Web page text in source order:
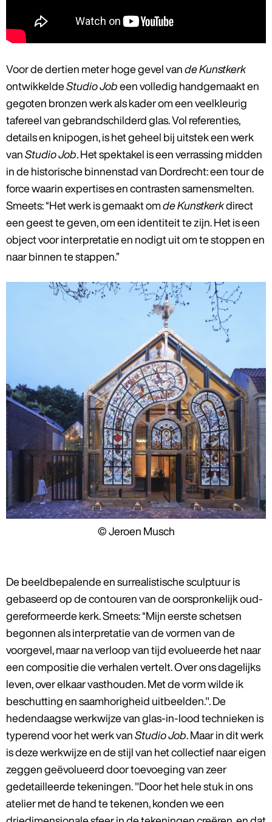
Voor de dertien meter hoge gevel van de Kunstkerk
ontwikkeldeStudio Job een volledig handgemaakt en
gegoten bronzen werk als kader om een veelkleurig
tafereel van gebrandschilderd glas. Vol referenties,
details en knipogen, is het geheel bij uitstek een werk
van Studio Job . Het spektakel is een verrassing midden
in de historische binnenstad van Dordrecht: een tour de
force waarin expertises en contrasten samensmelten.
Smeets: “Het werk is gemaakt om de Kunstkerkdirect
een geest te geven, om een identiteit te zijn. Het is een
object voor interpretatie en nodigt uit om te stoppen en
naar binnen te stappen.”
© Jeroen Musch
De beeldbepalende en surrealistische sculptuur is
gebaseerd op de contouren van de oorspronkelijk oud-
gereformeerde kerk. Smeets: “Mijn eerste schetsen
begonnen als interpretatie van de vormen van de
voorgevel, maar na verloop van tijd evolueerde het naar
een compositie die verhalen vertelt. Over ons dagelijks
leven, over elkaar vasthouden. Met de vorm wilde ik
beschutting en saamhorigheid uitbeelden.". De
hedendaagse werkwijze van glas-in-lood technieken is
typerend voor het werk van Studio Job . Maar in dit werk
is deze werkwijze en de stijl van het collectief naar eigen
zeggen geëvolueerd door toevoeging van zeer
gedetailleerde tekeningen. "Door het hele stuk in ons
atelier met de hand te tekenen, konden we een